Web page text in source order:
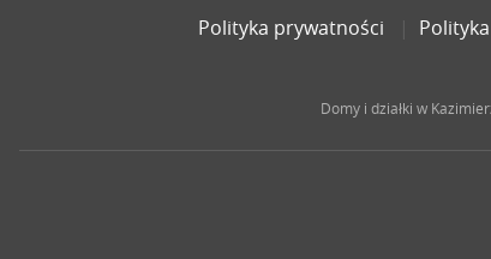
Polityka prywatności
Domy i działki w